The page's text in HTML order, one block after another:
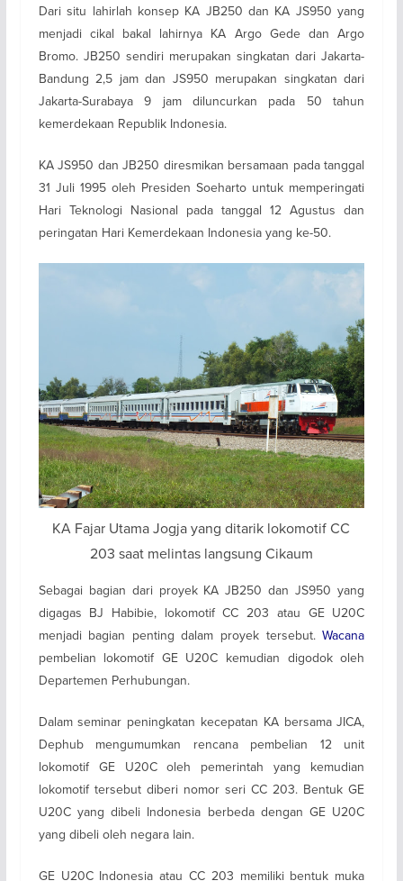
Dari situ lahirlah konsep KA JB250 dan KA JS950 yang
menjadi cikal bakal lahirnya KA Argo Gede dan Argo
Bromo. JB250 sendiri merupakan singkatan dari Jakarta-
Bandung 2,5 jam dan JS950 merupakan singkatan dari
Jakarta-Surabaya 9 jam diluncurkan pada 50 tahun
kemerdekaan Republik Indonesia.
KA JS950 dan JB250 diresmikan bersamaan pada tanggal
31 Juli 1995 oleh Presiden Soeharto untuk memperingati
Hari Teknologi Nasional pada tanggal 12 Agustus dan
peringatan Hari Kemerdekaan Indonesia yang ke-50.
KA Fajar Utama Jogja yang ditarik lokomotif CC
203 saat melintas langsung Cikaum
Sebagai bagian dari proyek KA JB250 dan JS950 yang
digagas BJ Habibie, lokomotif CC 203 atau GE U20C
menjadi bagian penting dalam proyek tersebut.Wacana
pembelian lokomotif GE U20C kemudian digodok oleh
Departemen Perhubungan.
Dalam seminar peningkatan kecepatan KA bersama JICA,
Dephub mengumumkan rencana pembelian 12 unit
lokomotif GE U20C oleh pemerintah yang kemudian
lokomotif tersebut diberi nomor seri CC 203. Bentuk GE
U20C yang dibeli Indonesia berbeda dengan GE U20C
yang dibeli oleh negara lain.
GE U20C Indonesia atau CC 203 memiliki bentuk muka